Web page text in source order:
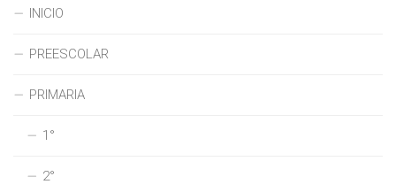
INICIO
PREESCOLAR
PRIMARIA
1°
2°